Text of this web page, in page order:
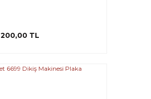
200,00 TL